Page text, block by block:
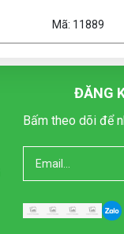
ĐĂNG
Bấm theo dõi để